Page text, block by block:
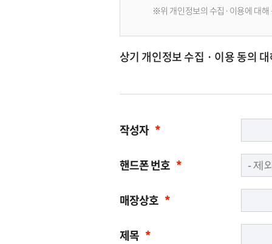
※위 개인정보의 수집·이용에 대해
상기 개인정보 수집 · 이용 동의
작성자 *
핸드폰 번호 *
매장상호 *
제목 *